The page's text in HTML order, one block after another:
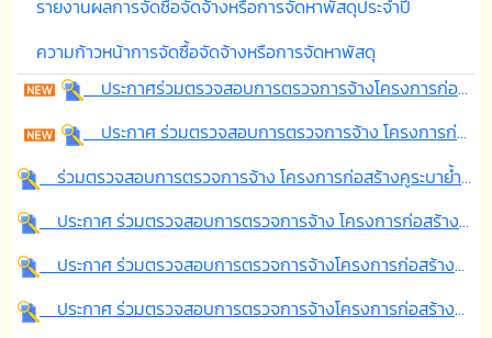
รายงานผลการจัดซื้อจัดจ้างหรือการจัดหาพัสดุประจำปี
ความก้าวหน้าการจัดซื้อจัดจ้างหรือการจัดหาพัสดุ
ประกาศร่วมตรวจสอบการตรวจการจ้างโครงการก่อสร้างถนนคอนกรีตเสริมเหล็ก สายหน้าสหกรณ์ ซอย 1 หมู่ที่ 2 ตำบลตาเนาะแมเราะ อำเภอเบตง จังหวัดยะลา
ประกาศ ร่วมตรวจสอบการตรวจการจ้าง โครงการก่อสร้างถนนคอนกรีตเสริมเหล็ก สายเต็กฟุก หมู่ที่ 5 ตำบลตาเนาะแมเราะ อำเภอเบตง จังหวัดยะลา
ร่วมตรวจสอบการตรวจการจ้าง โครงการก่อสร้างคูระบาย้ำคอนกรีตเสริมเหล็ก สาย กม.19 หมู่ที่ 5 ตำบลตาเนาะแมเราะ อำเภอเบตง จังหวัดยะลา
ประกาศ ร่วมตรวจสอบการตรวจการจ้าง โครงการก่อสร้างถนนคอนกรีตเสริมเหล็ก สายหลังศาลเจ้า กม.๑๙ หมู่ที่ ๕ ตำบลตาเนาะแมเราะ อำเภอเบตง จังหวัดยะลา
ประกาศ ร่วมตรวจสอบการตรวจการจ้างโครงการก่อสร้างพนังกั้นน้ำป้องกันการกัดเซาะ (แบบวางเกเบี้ยน) คลอง กม.7 สายจารุณี หลังปั๊มน้ำมันบางจาก หมู่ที่ 4 ต.ตาเนาะแมเราะ อ.เบตง จ.ยะลา
ประกาศ ร่วมตรวจสอบการตรวจการจ้างโครงการก่อสร้างพนังกั้นน้ำป้องกันการกัดเซาะ (แบบวางเกเบี้ยน) คลอง กม.19 หมู่ที่ 5 ต.ตาเนาะแมเราะ อ.เบตง จ.ยะลา